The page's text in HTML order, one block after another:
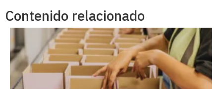
Contenido relacionado